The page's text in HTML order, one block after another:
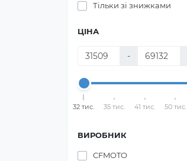
Тільки зі знижками
ЦІНА
-
32 тис. 35 тис. 41 тис. 50 тис.
ВИРОБНИК
CFMOTO